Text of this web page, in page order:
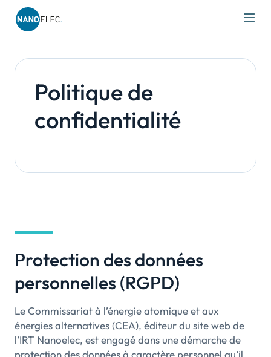
Politique de
confidentialité
Protection des données
personnelles (RGPD)
Le Commissariat à l’énergie atomique et aux
énergies alternatives (CEA), éditeur du site web de
l’IRT Nanoelec, est engagé dans une démarche de
protection des données à caractère personnel qu’il